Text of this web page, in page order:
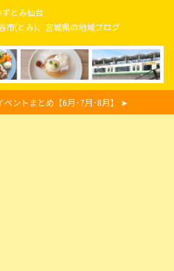
ずとみ仙台
市(とみ)、宮城県の地域ブログ
ベントまとめ【6月･7月･8月】 ➤